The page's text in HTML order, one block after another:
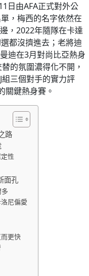
日由AFA正式對外公
，梅西的名字依然在
，2022年隨隊在卡達
都沒擠進去；老將迪
迪在3月對尚比亞熱身
的氛圍濃得化不開，
三個對手的實力評
關鍵熱身賽。
路
性
面孔
尼偏愛
更快